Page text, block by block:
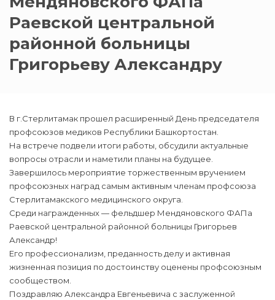
Раевской центральной
районной больницы
Григорьеву Александру
В г.Стерлитамак прошел расширенный День председателя
профсоюзов медиков Республики Башкортостан.
На встрече подвели итоги работы, обсудили актуальные
вопросы отрасли и наметили планы на будущее.
Завершилось мероприятие торжественным вручением
профсоюзных наград самым активным членам профсоюза
Стерлитамакского медицинского округа.
Среди награжденных — фельдшер Мендяновского ФАПа
Раевской центральной районной больницы Григорьев
Александр!
Его профессионализм, преданность делу и активная
жизненная позиция по достоинству оценены профсоюзным
сообществом.
Поздравляю Александра Евгеньевича с заслуженной